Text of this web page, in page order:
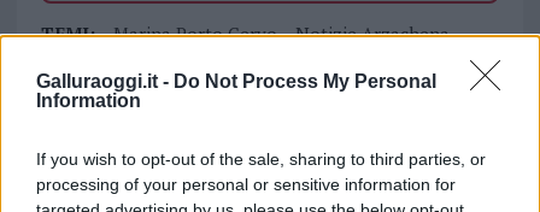
Galluraoggi.it - Do Not Process My Personal
Information
If you wish to opt-out of the sale, sharing to third parties, or
processing of your personal or sensitive information for
TEMI: Marina Porto Cervo
Notizie Arzachena
F T PiWS